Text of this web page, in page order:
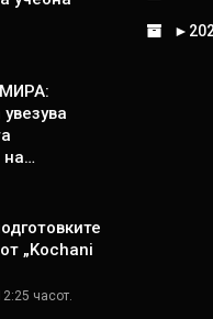
на…
„Kochani
часот.
►